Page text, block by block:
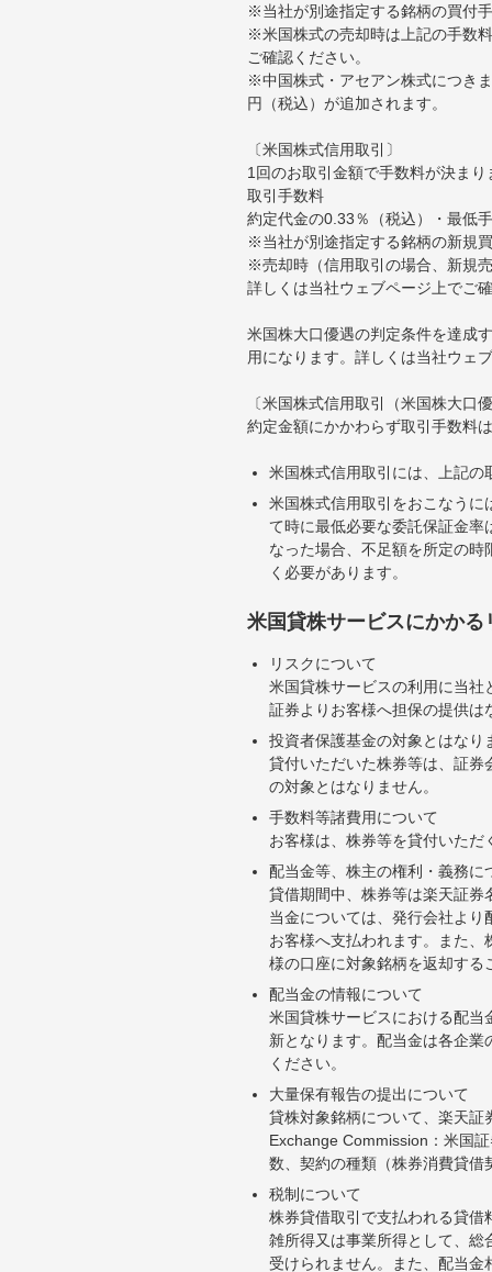
※当社が別途指定する銘柄の買付
※米国株式の売却時は上記の手数
ご確認ください。
※中国株式・アセアン株式につき
円（税込）が追加されます。
〔米国株式信用取引〕
1回のお取引金額で手数料が決まり
取引手数料
約定代金の0.33％（税込）・最低
※当社が別途指定する銘柄の新規
※売却時（信用取引の場合、新規
詳しくは当社ウェブページ上でご
米国株大口優遇の判定条件を達成
用になります。詳しくは当社ウェ
〔米国株式信用取引（米国株大口
約定金額にかかわらず取引手数料
米国株式信用取引には、上記
米国株式信用取引をおこなう
て時に最低必要な委託保証金
なった場合、不足額を所定の
く必要があります。
米国貸株サービスにかかる
リスクについて
米国貸株サービスの利用に当
証券よりお客様へ担保の提供
投資者保護基金の対象とはなり
貸付いただいた株券等は、証
の対象とはなりません。
手数料等諸費用について
お客様は、株券等を貸付いた
配当金等、株主の権利・義務に
貸借期間中、株券等は楽天証
当金については、発行会社よ
お客様へ支払われます。また
様の口座に対象銘柄を返却す
配当金の情報について
米国貸株サービスにおける配当
新となります。配当金は各企
ください。
大量保有報告の提出について
貸株対象銘柄について、楽天
Exchange Commission：米国
数、契約の種類（株券消費貸
税制について
株券貸借取引で支払われる貸
雑所得又は事業所得として、
受けられません。また、配当